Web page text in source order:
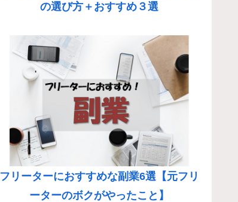
の選び方＋おすすめ３選
フリーターにおすすめな副業6選【元フリ
ーターのボクがやったこと】